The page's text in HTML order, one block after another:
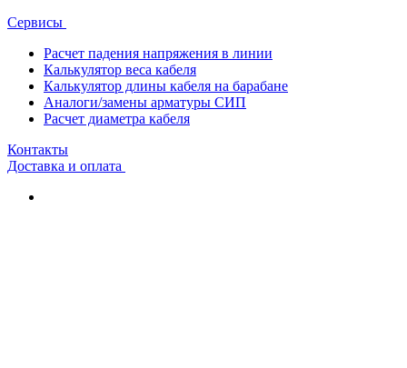
Сервисы
Расчет падения напряжения в линии
Калькулятор веса кабеля
Калькулятор длины кабеля на барабане
Аналоги/замены арматуры СИП
Расчет диаметра кабеля
Контакты
Доставка и оплата